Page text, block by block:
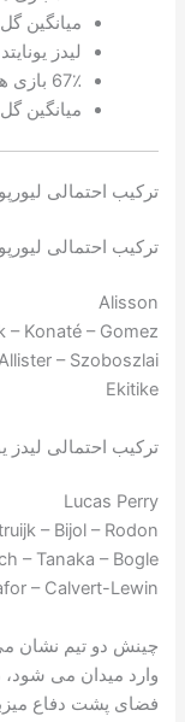
میانگین گل
لیدز یونایتد در 5 بازی اخیر خود شکست
67٪ بازی های لیدز با BTTS به پایان رسیده است
میانگین گل در
ترکیب احتمالی
ترکیب احتمالی
Alisson
– Konaté – Gomez
– Szoboszlai
Ekitike
ترکیب احتمالی لیدز
Lucas Perry
– Bijol – Rodon
– Tanaka – Bogle
– Calvert-Lewin
چینش دو تیم نشان
وارد میدان می شود،
فضای پشت دفاع